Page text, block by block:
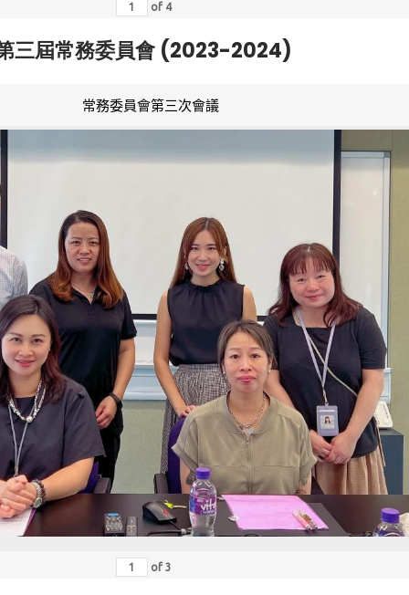
of 4
三屆常務委員會 (2023-2024)
常務委員會第三次會議
of 3